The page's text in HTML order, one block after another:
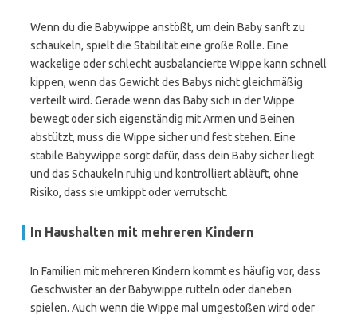
Wenn du die Babywippe anstößt, um dein Baby sanft zu
schaukeln, spielt die Stabilität eine große Rolle. Eine
wackelige oder schlecht ausbalancierte Wippe kann schnell
kippen, wenn das Gewicht des Babys nicht gleichmäßig
verteilt wird. Gerade wenn das Baby sich in der Wippe
bewegt oder sich eigenständig mit Armen und Beinen
abstützt, muss die Wippe sicher und fest stehen. Eine
stabile Babywippe sorgt dafür, dass dein Baby sicher liegt
und das Schaukeln ruhig und kontrolliert abläuft, ohne
Risiko, dass sie umkippt oder verrutscht.
In Haushalten mit mehreren Kindern
In Familien mit mehreren Kindern kommt es häufig vor, dass
Geschwister an der Babywippe rütteln oder daneben
spielen. Auch wenn die Wippe mal umgestoßen wird oder